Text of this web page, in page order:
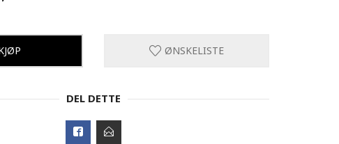
ØNSKELISTE
DEL DETTE